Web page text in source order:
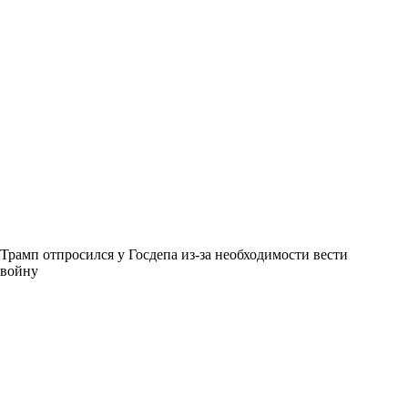
Трамп отпросился у Госдепа из-за необходимости вести
войну